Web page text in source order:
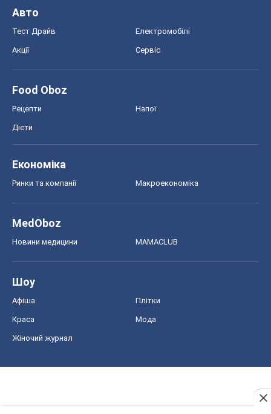
Авто
Тест Драйв Електромобілі
Акції Сервіс
Food Oboz
Рецепти Напої
Дієти
Економіка
Ринки та компанії Макроекономіка
MedOboz
Новини медицини MAMACLUB
Шоу
Афіша Плітки
Краса Мода
Жіночий журнал